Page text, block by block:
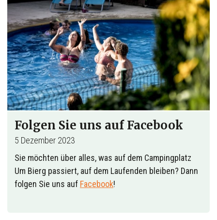
Folgen Sie uns auf Facebook
5 Dezember 2023
Sie möchten über alles, was auf dem Campingplatz
Um Bierg passiert, auf dem Laufenden bleiben? Dann
folgen Sie uns auf Facebook!